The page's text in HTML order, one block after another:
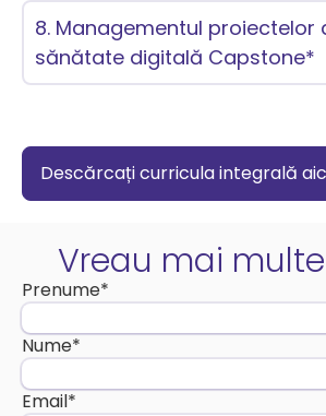
8. Managementul proiectelor
sănătate digitală Capstone*
Descărcați curricula integrală
Vreau mai
Prenume*
Nume*
Email*